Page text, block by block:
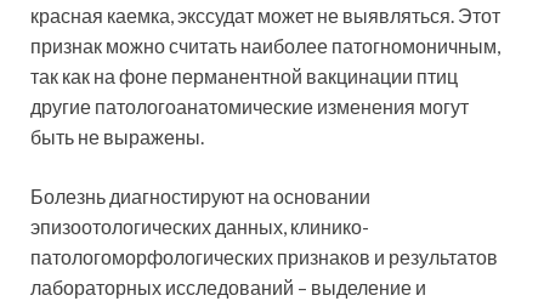
красная каемка, экссудат может не выявляться. Этот
признак можно считать наиболее патогномоничным,
так как на фоне перманентной вакцинации птиц
другие патологоанатомические изменения могут
быть не выражены.
Болезнь диагностируют на основании
эпизоотологических данных, клинико-
патологоморфологических признаков и результатов
лабораторных исследований – выделение и